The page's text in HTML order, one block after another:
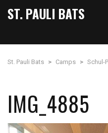
ST. PAULI BATS
St. Pauli Bats > Camps > Schul-
IMG_4885